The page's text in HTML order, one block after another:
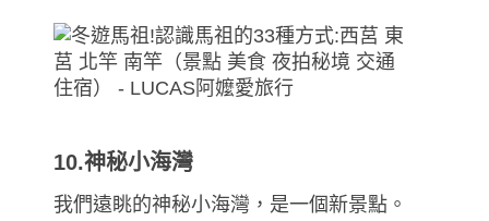
10.神秘小海灣
我們遠眺的神秘小海灣，是一個新景點。